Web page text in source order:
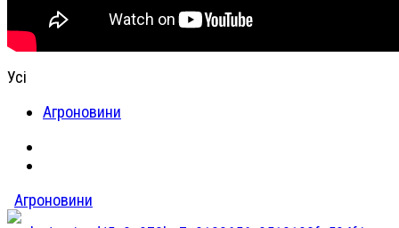
Усі
Агроновини
Агроновини